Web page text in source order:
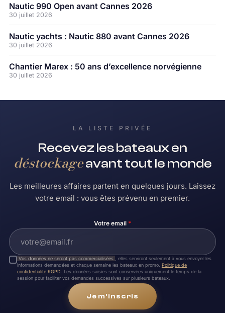
Nautic 990 Open avant Cannes 2026
30 juillet 2026
Nautic yachts : Nautic 880 avant Cannes 2026
30 juillet 2026
Chantier Marex : 50 ans d’excellence norvégienne
30 juillet 2026
LA LISTE PRIVÉE
Recevez les bateaux en
déstockageavant tout le monde
Les meilleures affaires partent en quelques jours. Laissez
votre email : vous êtes prévenu en premier.
Votre email *
Vos données ne seront pas commercialisées
, elles serviront seulement à vous envoyer les
informations demandées et chaque semaine les bateaux en promo. Politique de
confidentialité RGPD . Les données saisies sont conservées uniquement le temps de la
session pour faciliter vos demandes successives sur plusieurs bateaux.
Je m'inscris